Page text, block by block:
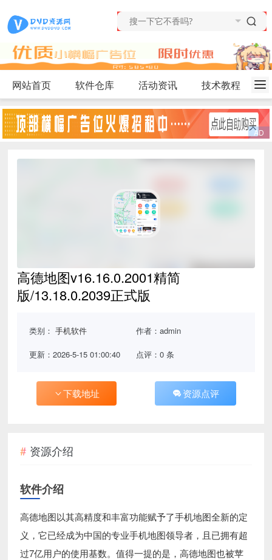
网站首页 软件仓库 活动资讯 技术教程
高德地图v16.16.0.2001精简
版/13.18.0.2039正式版
类别：手机软件 作者：admin
更新：2026-5-15 01:00:40 点评：0 条
下载地址 资源点评
资源介绍
软件介绍
高德地图以其高精度和丰富功能赋予了手机地图全新的定
义，它已经成为中国的专业手机地图领导者，且已拥有超
过7亿用户的使用基数。值得一提的是，高德地图也被苹